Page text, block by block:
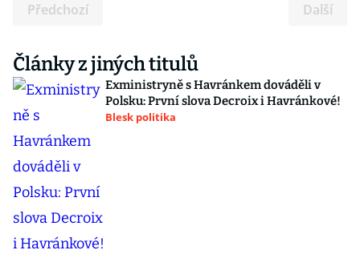
Předchozí Další
Články z jiných titulů
Exministryně s Havránkem dováděli v
Polsku: První slova Decroix i Havránkové!
Blesk politika